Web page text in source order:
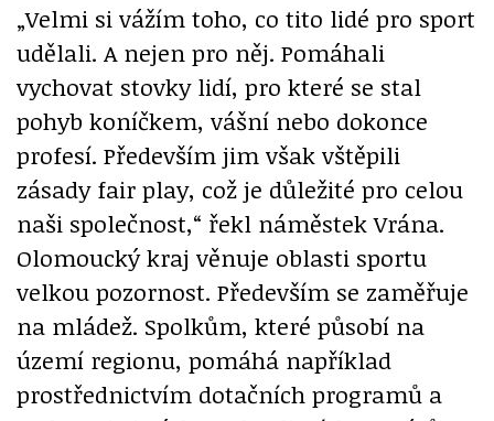
„Velmi si vážím toho, co tito lidé pro sport
udělali. A nejen pro něj. Pomáhali
vychovat stovky lidí, pro které se stal
pohyb koníčkem, vášní nebo dokonce
profesí. Především jim však vštěpili
zásady fair play, což je důležité pro celou
naši společnost,“ řekl náměstek Vrána.
Olomoucký kraj věnuje oblasti sportu
velkou pozornost. Především se zaměřuje
na mládež. Spolkům, které působí na
území regionu, pomáhá například
prostřednictvím dotačních programů a